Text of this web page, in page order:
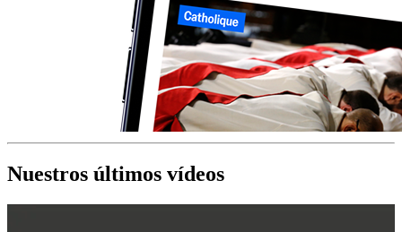
Nuestros últimos vídeos